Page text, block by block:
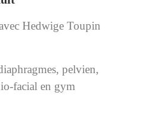
Hedwige Toupin
pelvien,
facial en gym